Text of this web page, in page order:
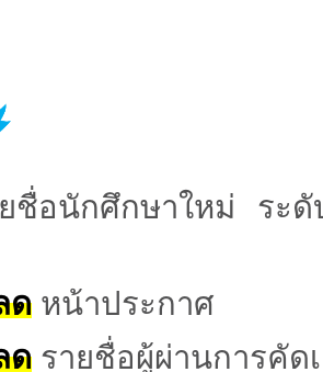
ยชื่อนักศึกษาใหม่ ร
ด หน้าประกาศ
ด รายชื่อผู้ผ่านการคัด